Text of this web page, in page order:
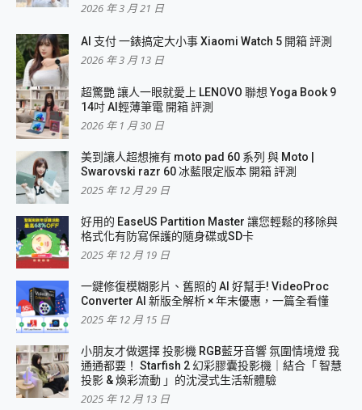
2026 年 3 月 21 日
AI 支付 一錶搞定大小事 Xiaomi Watch 5 開箱 評測
2026 年 3 月 13 日
超驚艷 讓人一眼就愛上 LENOVO 聯想 Yoga Book 9
14吋 AI輕薄筆電 開箱 評測
2026 年 1 月 30 日
美到讓人超想擁有 moto pad 60 系列 與 Moto |
Swarovski razr 60 冰藍限定版本 開箱 評測
2025 年 12 月 29 日
好用的 EaseUS Partition Master 讓您輕鬆的移除與
格式化有防寫保護的隨身碟或SD卡
2025 年 12 月 19 日
一鍵修復模糊影片、舊照的 AI 好幫手! VideoProc
Converter AI 新版全解析 × 年末優惠，一篇全看懂
2025 年 12 月 15 日
小朋友才做選擇 投影機 RGB藍牙音響 氛圍情境燈 我
通通都要！ Starfish 2 幻彩膠囊投影機｜結合「 智慧
投影 & 煥彩流動 」的沈浸式生活新體驗
2025 年 12 月 13 日